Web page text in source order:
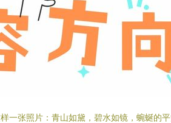
一张照片：青山如黛，碧水如镜，蜿蜒的